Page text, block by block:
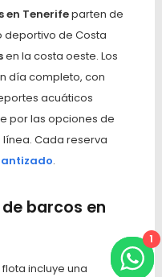
en Tenerifeparten de
deportivo de Costa
en la costa oeste. Los
día completo, con
acuáticos
por las opciones de
Cada reserva
.
barcos en
incluye una
1